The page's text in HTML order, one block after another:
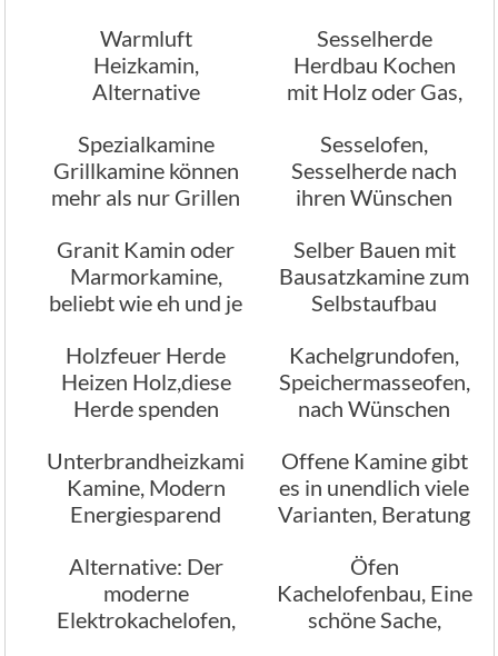
Warmluft
Heizkamin,
Alternative
Warmluft Kamine
Sesselherde
Herdbau Kochen
mit Holz oder Gas,
Spezialkamine
Grillkamine können
mehr als nur Grillen
Sesselofen,
Sesselherde nach
ihren Wünschen
Granit Kamin oder
Marmorkamine,
beliebt wie eh und je
Selber Bauen mit
Bausatzkamine zum
Selbstaufbau
Holzfeuer Herde
Heizen Holz,diese
Herde spenden
langanhaltend
Kachelgrundofen,
Speichermasseofen,
nach Wünschen
Unterbrandheizkamine
Kamine, Modern
Energiesparend
Offene Kamine gibt
es in unendlich viele
Varianten, Beratung
Alternative: Der
moderne
Elektrokachelofen,
Öfen
Kachelofenbau, Eine
schöne Sache,